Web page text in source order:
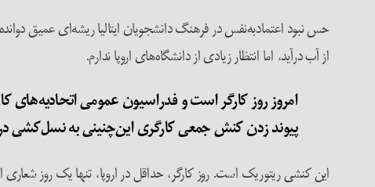
حس نبود اعتماد‌به‌نفس در فرهنگ دانشجویان ایتالیا ریشه‌ای عمیق
از آب درآید، اما انتظار زیادی از دانشگاه‌های اروپا ندارم.
امروز روز کارگر است و فدراسیون عمومی اتحادیههای
پیوند زدن کنش جمعی کارگری‌ این‌چنینی به نسل‌کشی
این کنشی ریتوریک است. روز کارگر، حداقل در اروپا، تنها یک روز